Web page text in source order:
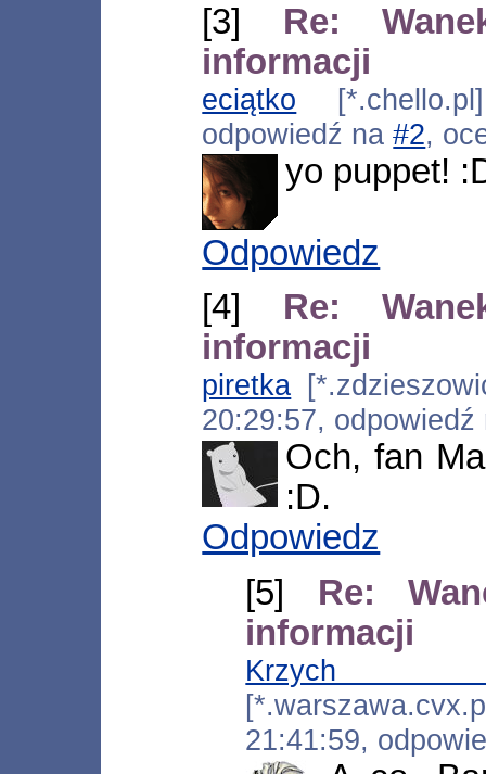
[3] Re:
informacji
eciątko
odpowiedź na#2,
yo puppet!
Odpowiedz
[4] Re:
informacji
piretka
20:29:57,
Och, fan
:D.
Odpowiedz
[5] Re:
informacji
21:41:59,